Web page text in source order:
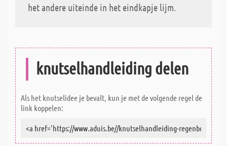
het andere uiteinde in het eindkapje lijm.
knutselhandleiding delen
Als het knutselidee je bevalt, kun je met de volgende regel de
link koppelen: